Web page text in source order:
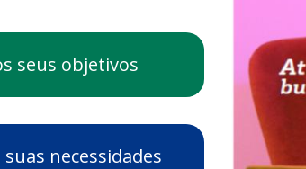
seus objetivos
necessidades